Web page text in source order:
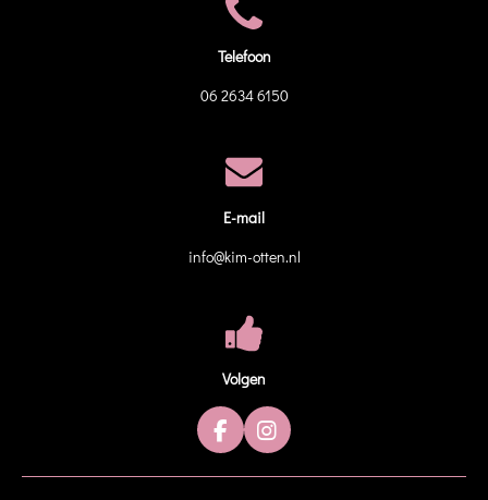
Telefoon
06 2634 6150
E-mail
info@kim-otten.nl
Volgen
F
a
c
I
n
s